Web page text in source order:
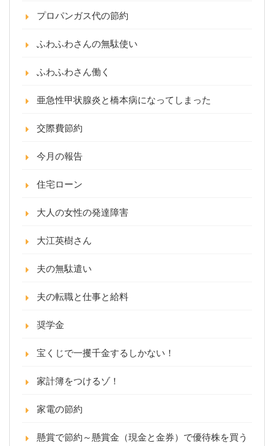
プロパンガス代の節約
ふわふわさんの無駄使い
ふわふわさん働く
亜急性甲状腺炎と橋本病になってしまった
交際費節約
今月の報告
住宅ローン
大人の女性の発達障害
大江英樹さん
夫の無駄遣い
夫の転職と仕事と給料
奨学金
宝くじで一攫千金するしかない！
家計簿をつけるゾ！
家電の節約
懸賞で節約～懸賞金（現金と金券）で優待株を買う